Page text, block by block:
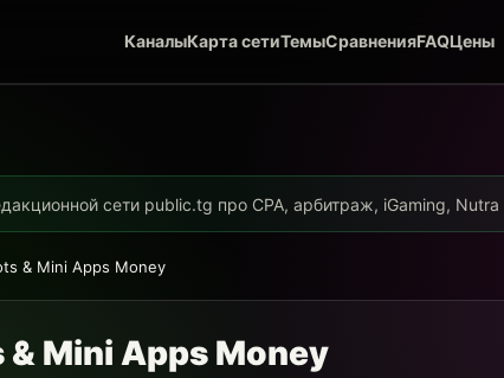
КаналыКарта сетиТемыСравненияFAQЦены
сети public.tg про CPA, арбитраж, iGaming,
& Mini Apps Money
& Mini Apps Money